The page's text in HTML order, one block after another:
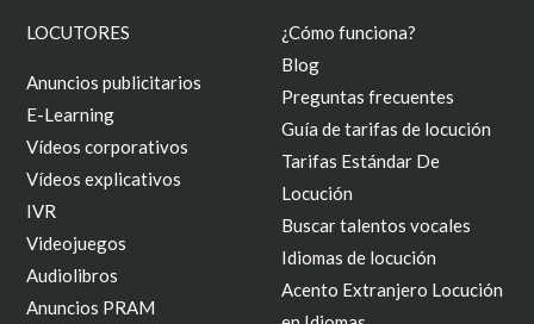
LOCUTORES
Anuncios publicitarios
E-Learning
Vídeos corporativos
Vídeos explicativos
IVR
Videojuegos
Audiolibros
Anuncios PRAM
¿Cómo funciona?
Blog
Preguntas frecuentes
Guía de tarifas de locución
Tarifas Estándar De
Locución
Buscar talentos vocales
Idiomas de locución
Acento Extranjero Locución